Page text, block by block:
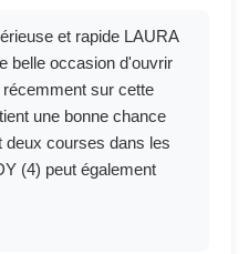
et rapide LAURA
belle occasion d'ouvrir
sur cette
une bonne chance
deux courses dans les
(4) peut également